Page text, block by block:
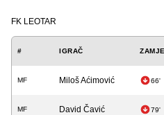
FK LEOTAR
# IGRAČ
MF Miloš Aćimović 66'
MF David Čavić 79'